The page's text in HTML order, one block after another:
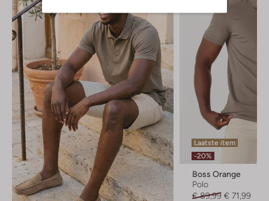
Laatste item
-20%
Boss Orange
Polo
€ 89,99 € 71,99